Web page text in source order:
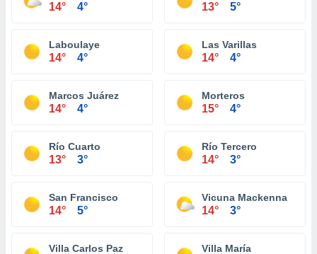
14° 4° 13° 5°
Laboulaye
14° 4°
Las Varillas
14° 4°
Marcos Juárez
14° 4°
Morteros
15° 4°
Río Cuarto
13° 3°
Río Tercero
14° 3°
San Francisco
14° 5°
Vicuna Mackenna
14° 3°
Villa Carlos Paz Villa María